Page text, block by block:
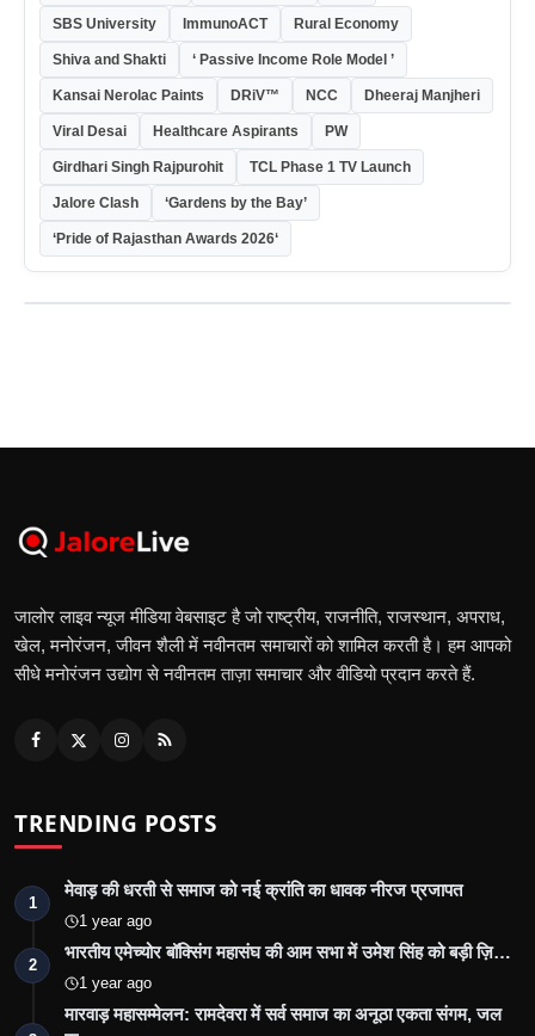
SBS University ImmunoACT Rural Economy
Shiva and Shakti ‘ Passive Income Role Model ’
Kansai Nerolac Paints DRiV™ NCC Dheeraj Manjheri
Viral Desai Healthcare Aspirants PW
Girdhari Singh Rajpurohit TCL Phase 1 TV Launch
Jalore Clash ‘Gardens by the Bay’
‘Pride of Rajasthan Awards 2026‘
जालोर लाइव न्यूज मीडिया वेबसाइट है जो राष्ट्रीय, राजनीति, राजस्थान, अपराध,
खेल, मनोरंजन, जीवन शैली में नवीनतम समाचारों को शामिल करती है। हम आपको
सीधे मनोरंजन उद्योग से नवीनतम ताज़ा समाचार और वीडियो प्रदान करते हैं.
TRENDING POSTS
1
मेवाड़ की धरती से समाज को नई क्रांति का धावक नीरज प्रजापत
1 year ago
2
भारतीय एमेच्योर बॉक्सिंग महासंघ की आम सभा में उमेश सिंह को बड़ी ज़ि…
1 year ago
मारवाड़ महासम्मेलन: रामदेवरा में सर्व समाज का अनूठा एकता संगम, जल